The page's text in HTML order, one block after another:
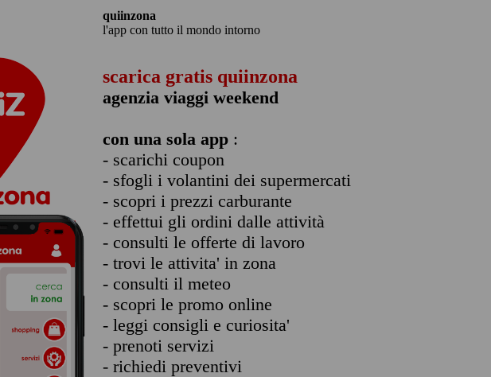
quiinzona
l'app con tutto il mondo intorno
scarica gratis quiinzona
agenzia viaggi weekend
con una sola app :
- scarichi coupon
- sfogli i volantini dei supermercati
- scopri i prezzi carburante
- effettui gli ordini dalle attività
- consulti le offerte di lavoro
- trovi le attivita' in zona
- consulti il meteo
- scopri le promo online
- leggi consigli e curiosita'
- prenoti servizi
- richiedi preventivi